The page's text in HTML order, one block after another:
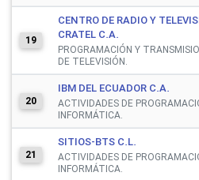
19
CENTRO DE RADIO Y
CRATEL C.A.
PROGRAMACIÓN Y
DE TELEVISIÓN.
20
IBM DEL ECUADOR C.A.
ACTIVIDADES DE
INFORMÁTICA.
21
SITIOS-BTS C.L.
ACTIVIDADES DE
INFORMÁTICA.